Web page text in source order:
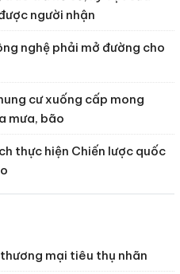
người nhận
nghệ phải mở đường cho
cư xuống cấp mong
mưa, bão
thực hiện Chiến lược quốc
mại tiêu thụ nhãn